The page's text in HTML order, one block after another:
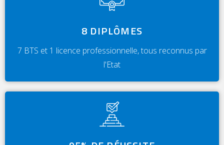
8 DIPLÔMES
7 BTS et 1 licence professionnelle, tous reconnus par
l'Etat